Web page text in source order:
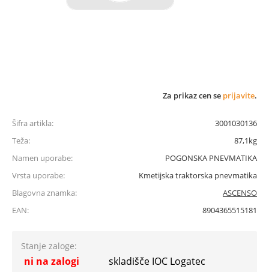
Za prikaz cen se prijavite.
Šifra artikla:
3001030136
Teža:
87,1kg
Namen uporabe:
POGONSKA PNEVMATIKA
Vrsta uporabe:
Kmetijska traktorska pnevmatika
Blagovna znamka:
ASCENSO
EAN:
8904365515181
Stanje zaloge:
ni na zalogi skladišče IOC Logatec